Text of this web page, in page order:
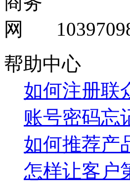
帮助中心
如何注册联
账号密码忘
如何推荐产
怎样让客户